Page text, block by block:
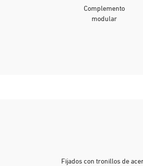
Complemento
modular
Fijados con tronillos de